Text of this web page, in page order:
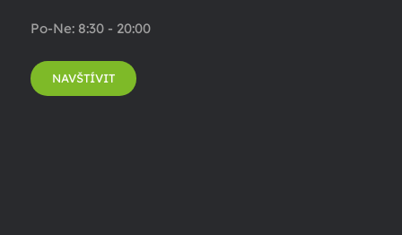
Po-Ne: 8:30 - 20:00
NAVŠTÍVIT